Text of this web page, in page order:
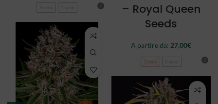
– Royal Queen
Seeds
A partire da: 27,00€
3 semi